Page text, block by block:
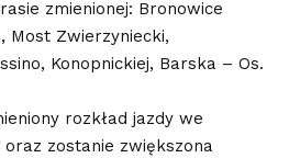
zmienionej: Bronowice
Most Zwierzyniecki,
Konopnickiej, Barska – Os.
rozkład jazdy we
zostanie zwiększona